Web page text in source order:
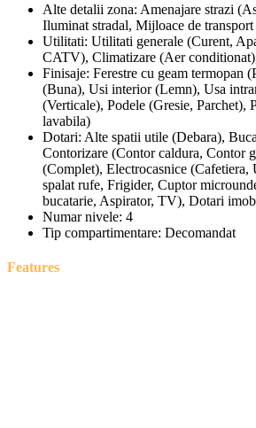
Alte detalii zona: Amenajare strazi
Iluminat stradal, Mijloace de
Utilitati: Utilitati generale (Curent,
CATV), Climatizare (Aer
Finisaje: Ferestre cu geam termopan
(Buna), Usi interior (Lemn), Usa
(Verticale), Podele (Gresie, Parchet),
lavabila)
Dotari: Alte spatii utile (Debara),
Contorizare (Contor caldura, Contor
(Complet), Electrocasnice (Cafetiera,
spalat rufe, Frigider, Cuptor
bucatarie, Aspirator, TV), Dotari
Numar nivele: 4
Tip compartimentare: Decomandat
Features